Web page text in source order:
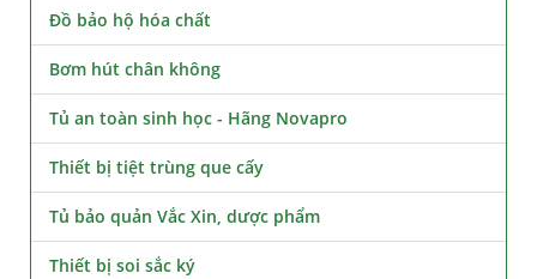
Đồ bảo hộ hóa chất
Bơm hút chân không
Tủ an toàn sinh học - Hãng Novapro
Thiết bị tiệt trùng que cấy
Tủ bảo quản Vắc Xin, dược phẩm
Thiết bị soi sắc ký